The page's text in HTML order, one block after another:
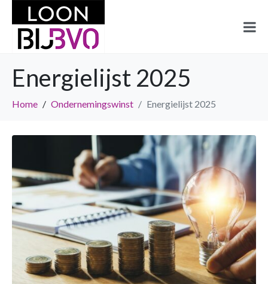
Energielijst 2025
Home Ondernemingswinst Energielijst 2025